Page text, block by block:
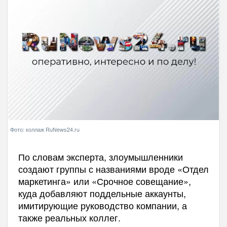
Фото: коллаж RuNews24.ru
По словам эксперта, злоумышленники
создают группы с названиями вроде «Отдел
маркетинга» или «Срочное совещание»,
куда добавляют поддельные аккаунты,
имитирующие руководство компании, а
также реальных коллег.